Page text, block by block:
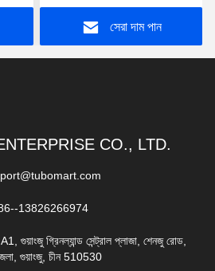
সেরা দাম পান
CO., LTD.
13826266974
গ্রিনল্যান্ড সেন্ট্রাল প্লাজা, শেনজু রোড,
গুয়াংজু, চীন 510530